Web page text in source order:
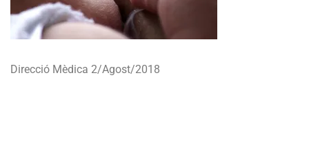
Direcció Mèdica 2/Agost/2018